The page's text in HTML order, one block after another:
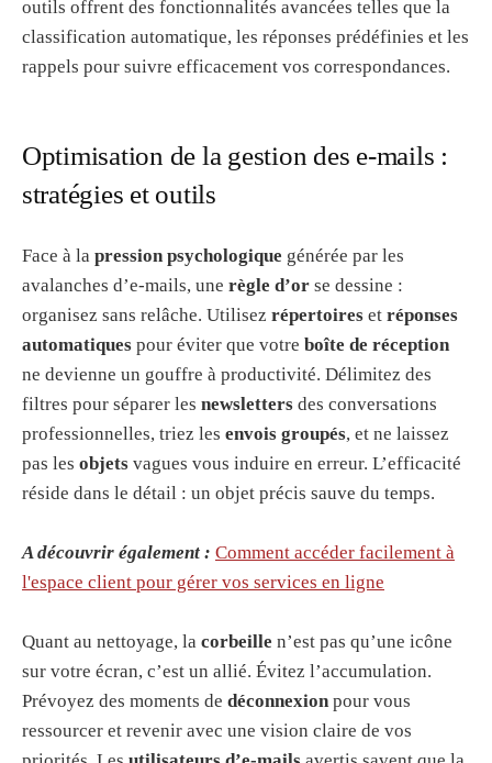
outils offrent des fonctionnalités avancées telles que la
classification automatique, les réponses prédéfinies et les
rappels pour suivre efficacement vos correspondances.
Optimisation de la gestion des e-mails :
stratégies et outils
Face à la pression psychologique générée par les
avalanches d’e-mails, une règle d’or se dessine :
organisez sans relâche. Utilisez répertoires et réponses
automatiques pour éviter que votre boîte de réception
ne devienne un gouffre à productivité. Délimitez des
filtres pour séparer les newsletters des conversations
professionnelles, triez les envois groupés, et ne laissez
pas les objets vagues vous induire en erreur. L’efficacité
réside dans le détail : un objet précis sauve du temps.
A découvrir également : Comment accéder facilement à
l'espace client pour gérer vos services en ligne
Quant au nettoyage, la corbeille n’est pas qu’une icône
sur votre écran, c’est un allié. Évitez l’accumulation.
Prévoyez des moments de déconnexionpour vous
ressourcer et revenir avec une vision claire de vos